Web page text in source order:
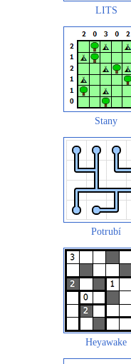
LITS
Stany
Potrubí
Heyawake